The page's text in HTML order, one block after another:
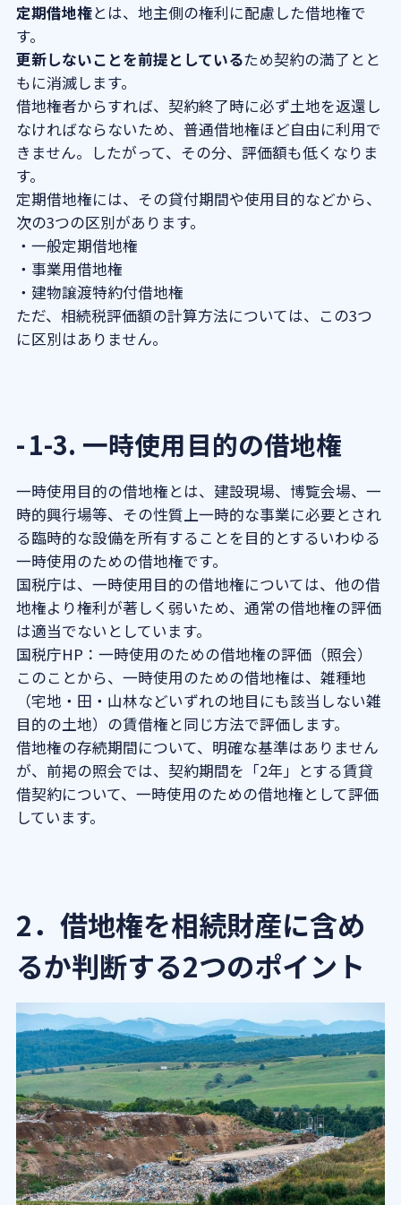
定期借地権とは、地主側の権利に配慮した借地権で
す。
更新しないことを前提としているため契約の満了とと
もに消滅します。
借地権者からすれば、契約終了時に必ず土地を返還し
なければならないため、普通借地権ほど自由に利用で
きません。したがって、その分、評価額も低くなりま
す。
定期借地権には、その貸付期間や使用目的などから、
次の3つの区別があります。
・一般定期借地権
・事業用借地権
・建物譲渡特約付借地権
ただ、相続税評価額の計算方法については、この3つ
に区別はありません。
1-3. 一時使用目的の借地権
一時使用目的の借地権とは、建設現場、博覧会場、一
時的興行場等、その性質上一時的な事業に必要とされ
る臨時的な設備を所有することを目的とするいわゆる
一時使用のための借地権です。
国税庁は、一時使用目的の借地権については、他の借
地権より権利が著しく弱いため、通常の借地権の評価
は適当でないとしています。
国税庁HP： 一時使用のための借地権の評価（照会）
このことから、一時使用のための借地権は、雑種地
（宅地・田・山林などいずれの地目にも該当しない雑
目的の土地）の賃借権と同じ方法で評価します。
借地権の存続期間について、明確な基準はありません
が、前掲の照会では、契約期間を「2年」とする賃貸
借契約について、一時使用のための借地権として評価
しています。
2．借地権を相続財産に含め
るか判断する2つのポイント